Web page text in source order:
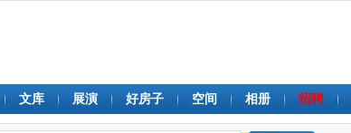
文库 展演 好房子 空间 相册 招聘